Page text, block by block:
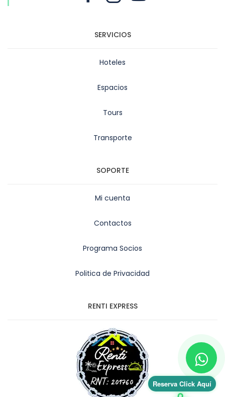
Reserva Click Aquí
SERVICIOS
Hoteles
Espacios
Tours
Transporte
SOPORTE
Mi cuenta
Contactos
Programa Socios
Politica de Privacidad
RENTI EXPRESS